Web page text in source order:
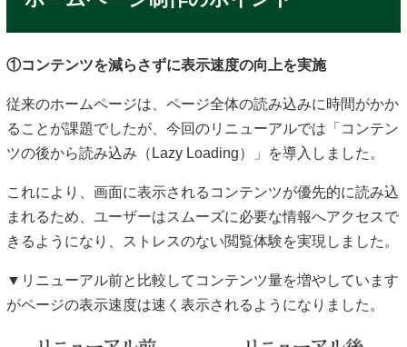
①コンテンツを減らさずに表示速度の向上を実施
従来のホームページは、ページ全体の読み込みに時間がかか
ることが課題でしたが、今回のリニューアルでは「コンテン
ツの後から読み込み（Lazy Loading）」を導入しました。
これにより、画面に表示されるコンテンツが優先的に読み込
まれるため、ユーザーはスムーズに必要な情報へアクセスで
きるようになり、ストレスのない閲覧体験を実現しました。
▼リニューアル前と比較してコンテンツ量を増やしています
がページの表示速度は速く表示されるようになりました。